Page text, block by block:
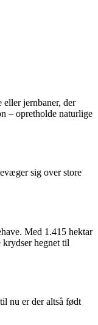
jernbaner, der
– opretholde naturlige
sig over store
Med 1.415 hektar
hegnet til
nu er der altså født